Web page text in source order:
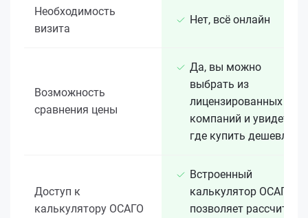
Необходимость
визита
Нет, всё онлайн
Возможность
сравнения цены
Да, вы можно
выбрать из
лицензированных 15+
компаний и увидеть,
где купить дешевле
Доступ к
калькулятору ОСАГО
Встроенный
калькулятор ОСАГО
позволяет рассчитать